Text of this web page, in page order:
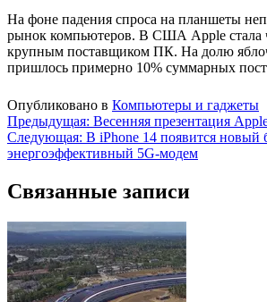
На фоне падения спроса на планшеты
рынок компьютеров. В США Apple стала
крупным поставщиком ПК. На долю
пришлось примерно 10% суммарных
Опубликовано в Компьютеры и гаджеты
Навигация
по
Предыдущая: Весенняя презентация
Следующая: В iPhone 14 появится новый
энергоэффективный 5G-модем
Связанные записи